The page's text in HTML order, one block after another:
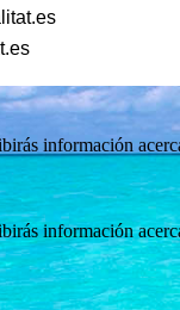
.es
información
información